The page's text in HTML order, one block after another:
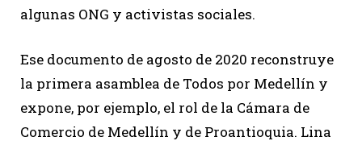
algunas ONG y activistas sociales.
Ese documento de agosto de 2020 reconstruye
la primera asamblea de Todos por Medellín y
expone, por ejemplo, el rol de la Cámara de
Comercio de Medellín y de Proantioquia. Lina